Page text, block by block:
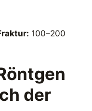
100–200
der